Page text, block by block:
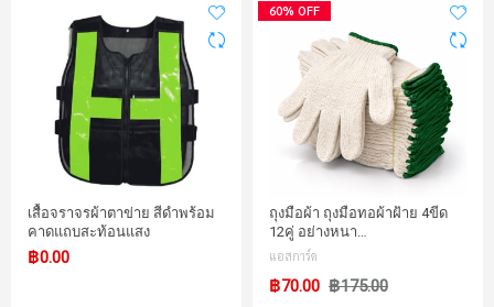
เสื้อจราจรผ้าตาข่าย สีดำพร้อม
คาดแถบสะท้อนแสง
฿0.00
60% OFF
ถุงมือผ้า ถุงมือทอผ้าฝ้าย 4ขีด
12คู่ อย่างหนา…
แอสการ์ด
฿70.00 ฿175.00